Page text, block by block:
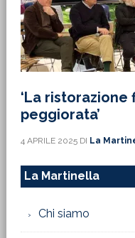
‘La ristorazione
peggiorata’
4 APRILE 2025DI La
La Martinella
Chi siamo